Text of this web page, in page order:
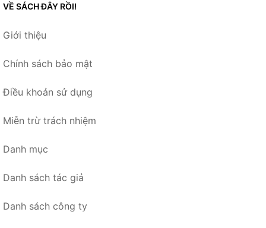
VỀ SÁCH ĐÂY RỒI!
Giới thiệu
Chính sách bảo mật
Điều khoản sử dụng
Miễn trừ trách nhiệm
Danh mục
Danh sách tác giả
Danh sách công ty